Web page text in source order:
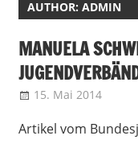
in
Augustin
AUTHOR: ADMIN
MANUELA
15. Mai 2014
Artikel vom